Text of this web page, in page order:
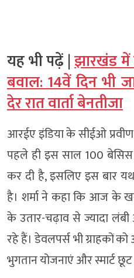
यह भी पढ़ें |झारखंड में
बवाल: 14वें दिन भी
देर रात वार्ता बेनतीजा
आरईए इंडिया के सीईओ
पहले ही इस साल 100 बेसिस
कर दी है, इसलिए इस बार
है। शर्मा ने कहा कि आज के
के उतार-चढ़ाव से ज्यादा
रहे हैं। डेवलपर्स भी ग्राहकों
भुगतान योजनाएं और स्मार्ट छूट